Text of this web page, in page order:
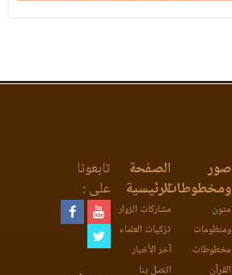
صور
ومخطوطات
متون
ومنظومات
مخطوطات
القرآن
الصفحة
الرئيسية
مشاركات الزوار
تزكيات العلماء
آخر الأخبار
اتصل بنا
تابعونا
على :